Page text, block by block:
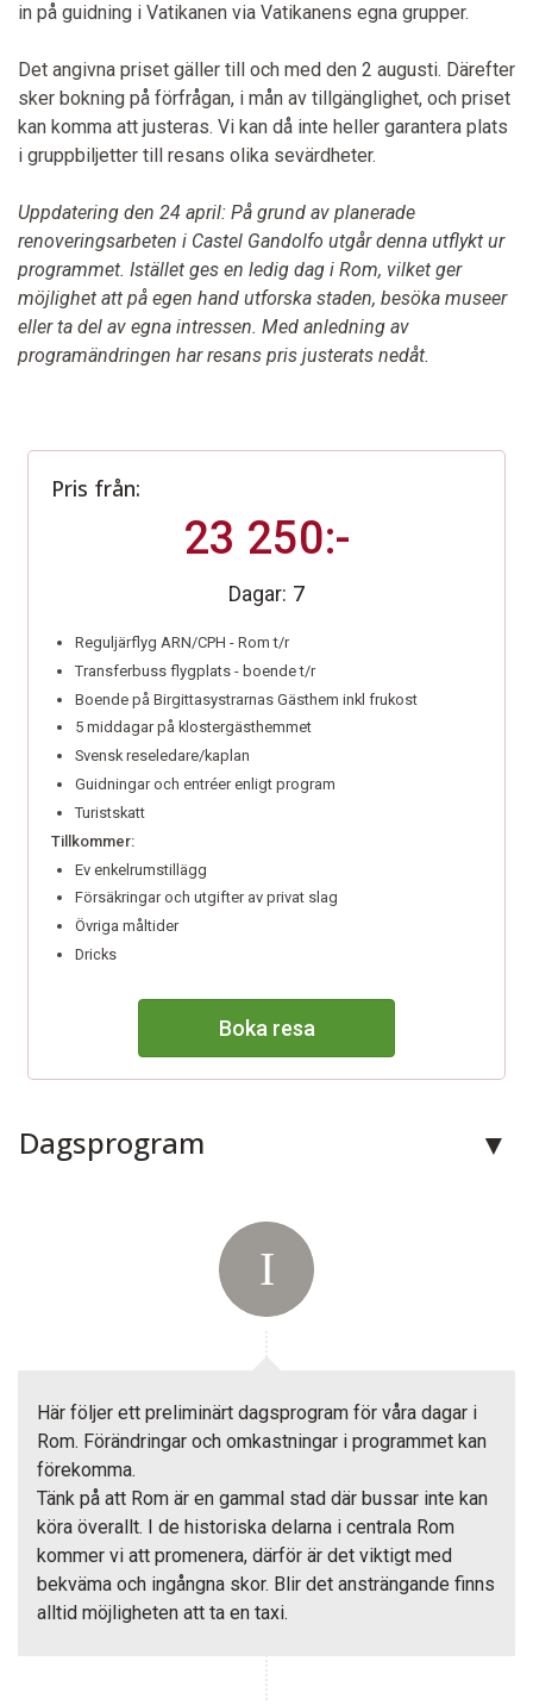
in på guidning i Vatikanen via Vatikanens egna grupper.
Det angivna priset gäller till och med den 2 augusti. Därefter
sker bokning på förfrågan, i mån av tillgänglighet, och priset
kan komma att justeras. Vi kan då inte heller garantera plats
i gruppbiljetter till resans olika sevärdheter.
Uppdatering den 24 april: På grund av planerade
renoveringsarbeten i Castel Gandolfo utgår denna utflykt ur
programmet. Istället ges en ledig dag i Rom, vilket ger
möjlighet att på egen hand utforska staden, besöka museer
eller ta del av egna intressen. Med anledning av
programändringen har resans pris justerats nedåt.
Pris från:
23 250:-
Dagar: 7
Reguljärflyg ARN/CPH - Rom t/r
Transferbuss flygplats - boende t/r
Boende på Birgittasystrarnas Gästhem inkl frukost
5 middagar på klostergästhemmet
Svensk reseledare/kaplan
Guidningar och entréer enligt program
Turistskatt
Tillkommer:
Ev enkelrumstillägg
Försäkringar och utgifter av privat slag
Övriga måltider
Dricks
Boka resa
Dagsprogram
Här följer ett preliminärt dagsprogram för våra dagar i
Rom. Förändringar och omkastningar i programmet kan
förekomma.
Tänk på att Rom är en gammal stad där bussar inte kan
köra överallt. I de historiska delarna i centrala Rom
kommer vi att promenera, därför är det viktigt med
bekväma och ingångna skor. Blir det ansträngande finns
alltid möjligheten att ta en taxi.